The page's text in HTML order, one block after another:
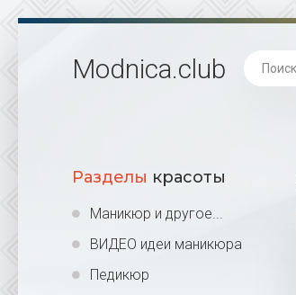
Modnica.club
Разделы красоты
Маникюр и другое...
ВИДЕО идеи маникюра
Педикюр